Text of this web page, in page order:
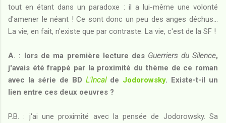
tout en étant dans un paradoxe : il a lui-même une volonté
d'amener le néant ! Ce sont donc un peu des anges déchus...
La vie, en fait, n'existe que par contraste. La vie, c'est de la SF !
A. : lors de ma première lecture des Guerriers du Silence,
j'avais été frappé par la proximité du thème de ce roman
avec la série de BD L'Incalde Jodorowsky. Existe-t-il un
lien entre ces deux oeuvres ?
P.B. : j'ai une proximité avec la pensée de Jodorowsky. Sa